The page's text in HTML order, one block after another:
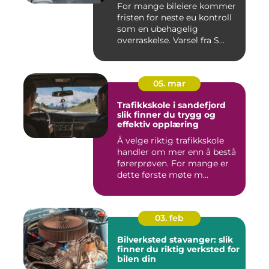
For mange bileiere kommer
fristen for neste eu kontroll
som en ubehagelig
overraskelse. Varsel fra S...
05. mar
Trafikkskole i sandefjord
slik finner du trygg og
effektiv opplæring
Å velge riktig trafikkskole
handler om mer enn å bestå
førerprøven. For mange er
dette første møte m...
03. feb
Bilverksted stavanger: slik
finner du riktig verksted for
bilen din